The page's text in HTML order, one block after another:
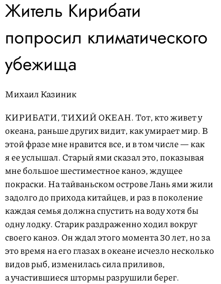
Житель Кирибати
попросил климатического
убежища
Михаил Казиник
КИРИБАТИ, ТИХИЙ ОКЕАН.Тот, кто живет у
океана, раньше других видит, как умирает мир. В
этой фразе мне нравится все, и в том числе — как
я ее услышал. Старый ями сказал это, показывая
мне большое шестиместное каноэ, ждущее
покраски. На тайваньском острове Лань ями жили
задолго до прихода китайцев, и раз в поколение
каждая семья должна спустить на воду хотя бы
одну лодку. Старик раздраженно ходил вокруг
своего каноэ. Он ждал этого момента 30 лет, но за
это время на его глазах в океане исчезло несколько
видов рыб, изменилась сила приливов,
а участившиеся штормы разрушили берег.